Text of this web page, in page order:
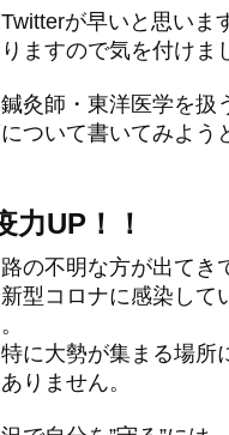
が早いと思いま
ますので気を付けま
灸師・東洋医学を扱
ついて書いてみよう
力UP！！
の不明な方が出てき
型コロナに感染して
に大勢が集まる場所
りません。